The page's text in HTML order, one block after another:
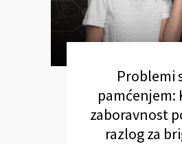
Problemi
pamćenjem:
zaboravnost
razlog za